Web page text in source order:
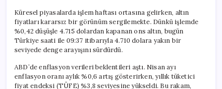
Küresel piyasalarda işlem haftası ortasına gelirken, altın
fiyatları kararsız bir görünüm sergilemekte. Dünkü işlemde
%0,42 düşüşle 4.715 dolardan kapanan ons altın, bugün
Türkiye saati ile 09:37 itibarıyla 4.710 dolara yakın bir
seviyede denge arayışını sürdürdü.
ABD’de enflasyon verileri beklentileri aştı. Nisan ayı
enflasyon oranı aylık %0,6 artış gösterirken, yıllık tüketici
fiyat endeksi (TÜFE) %3,8 seviyesine yükseldi. Bu rakam,